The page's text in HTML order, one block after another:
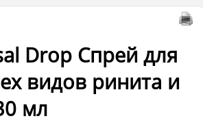
Drop Спрей для
видов ринита и
мл